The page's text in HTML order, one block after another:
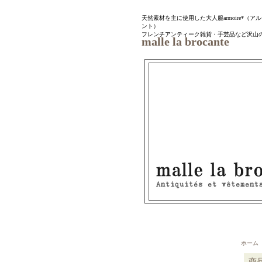
天然素材を主に使用した大人服armoire*（ア
ント）
フレンチアンティーク雑貨・手芸品など沢山
malle la brocante
ホーム